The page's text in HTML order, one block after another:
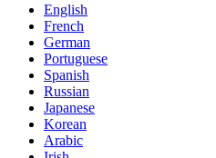
English
French
German
Portuguese
Spanish
Russian
Japanese
Korean
Arabic